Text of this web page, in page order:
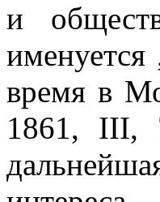
и
именуется
время в
1861, III,